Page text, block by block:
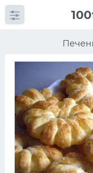
Категории
Супы
Мясные блюда